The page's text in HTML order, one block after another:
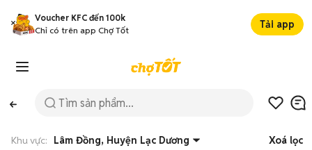
Voucher KFC đến 100k
Chỉ có trên app Chợ Tốt
Tải app
Khu vực: Lâm Đồng, Huyện Lạc Dương Xoá lọc